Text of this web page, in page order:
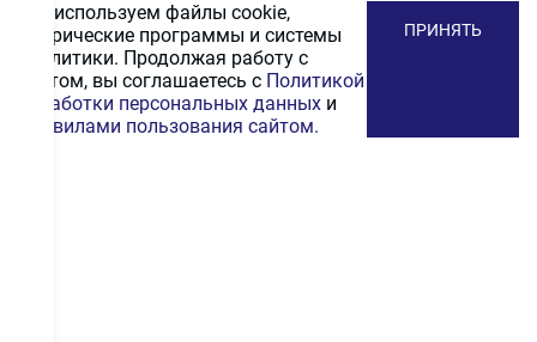
Мы используем файлы cookie,
метрические программы и системы
аналитики. Продолжая работу с
сайтом, вы соглашаетесь с Политикой
обработки персональных данных и
Правилами пользования сайтом.
ПРИНЯТЬ
ПОДПИСАТЬСЯ